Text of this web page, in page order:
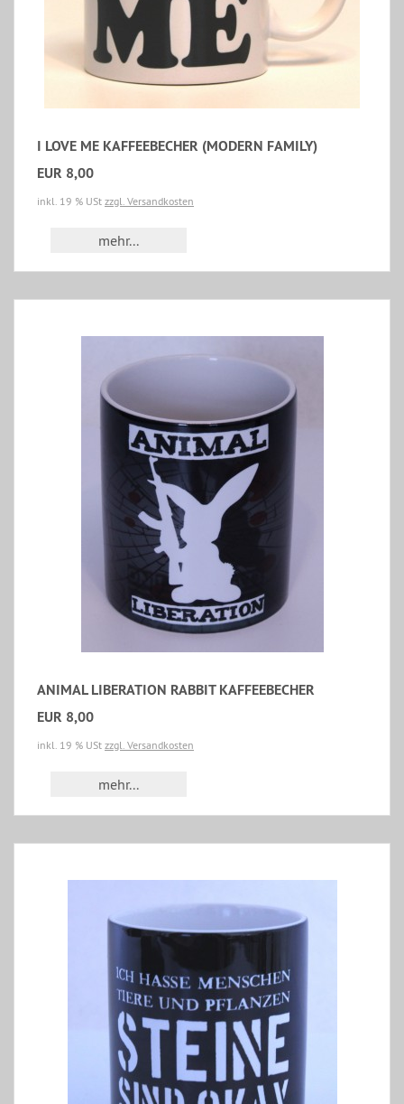
I LOVE ME KAFFEEBECHER (MODERN FAMILY)
EUR 8,00
inkl. 19 % USt zzgl. Versandkosten
mehr...
ANIMAL LIBERATION RABBIT KAFFEEBECHER
EUR 8,00
inkl. 19 % USt zzgl. Versandkosten
mehr...